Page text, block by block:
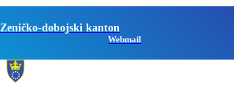
Zeničko-dobojski kanton
Webmail